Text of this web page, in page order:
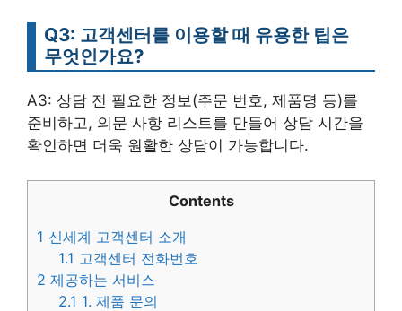
Q3: 고객센터를 이용할 때 유용한 팁은
무엇인가요?
A3: 상담 전 필요한 정보(주문 번호, 제품명 등)를
준비하고, 의문 사항 리스트를 만들어 상담 시간을
확인하면 더욱 원활한 상담이 가능합니다.
Contents
1 신세계 고객센터 소개
1.1 고객센터 전화번호
2 제공하는 서비스
2.1 1. 제품 문의